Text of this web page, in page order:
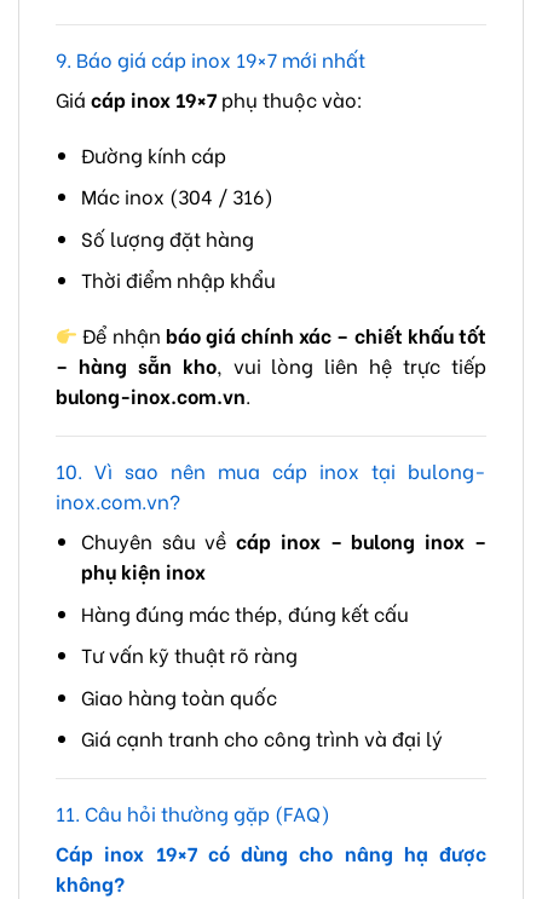
9. Báo giá cáp inox 19×7 mới nhất
Giá cáp inox 19×7 phụ thuộc vào:
Đường kính cáp
Mác inox (304 / 316)
Số lượng đặt hàng
Thời điểm nhập khẩu
Để nhận báo giá chính xác – chiết khấu tốt
– hàng sẵn kho, vui lòng liên hệ trực tiếp
bulong-inox.com.vn.
10. Vì sao nên mua cáp inox tại bulong-
inox.com.vn?
Chuyên sâu vềcáp inox – bulong inox –
phụ kiện inox
Hàng đúng mác thép, đúng kết cấu
Tư vấn kỹ thuật rõ ràng
Giao hàng toàn quốc
Giá cạnh tranh cho công trình và đại lý
11. Câu hỏi thường gặp (FAQ)
Cáp inox 19×7 có dùng cho nâng hạ được
không?